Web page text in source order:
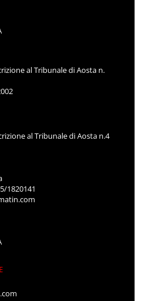
al Tribunale di Aosta n.
al Tribunale di Aosta n.4
1820141